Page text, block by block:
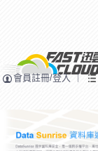
會員註冊/登入｜